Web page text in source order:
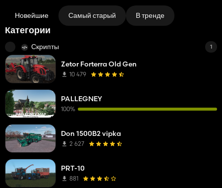
Новейшие Самый старый В тренде
Категории
Скрипты 1
Zetor Forterra Old Gen
10 479
PALLEGNEY
100%
Don 1500B2 vipka
2 627
PRT-10
881